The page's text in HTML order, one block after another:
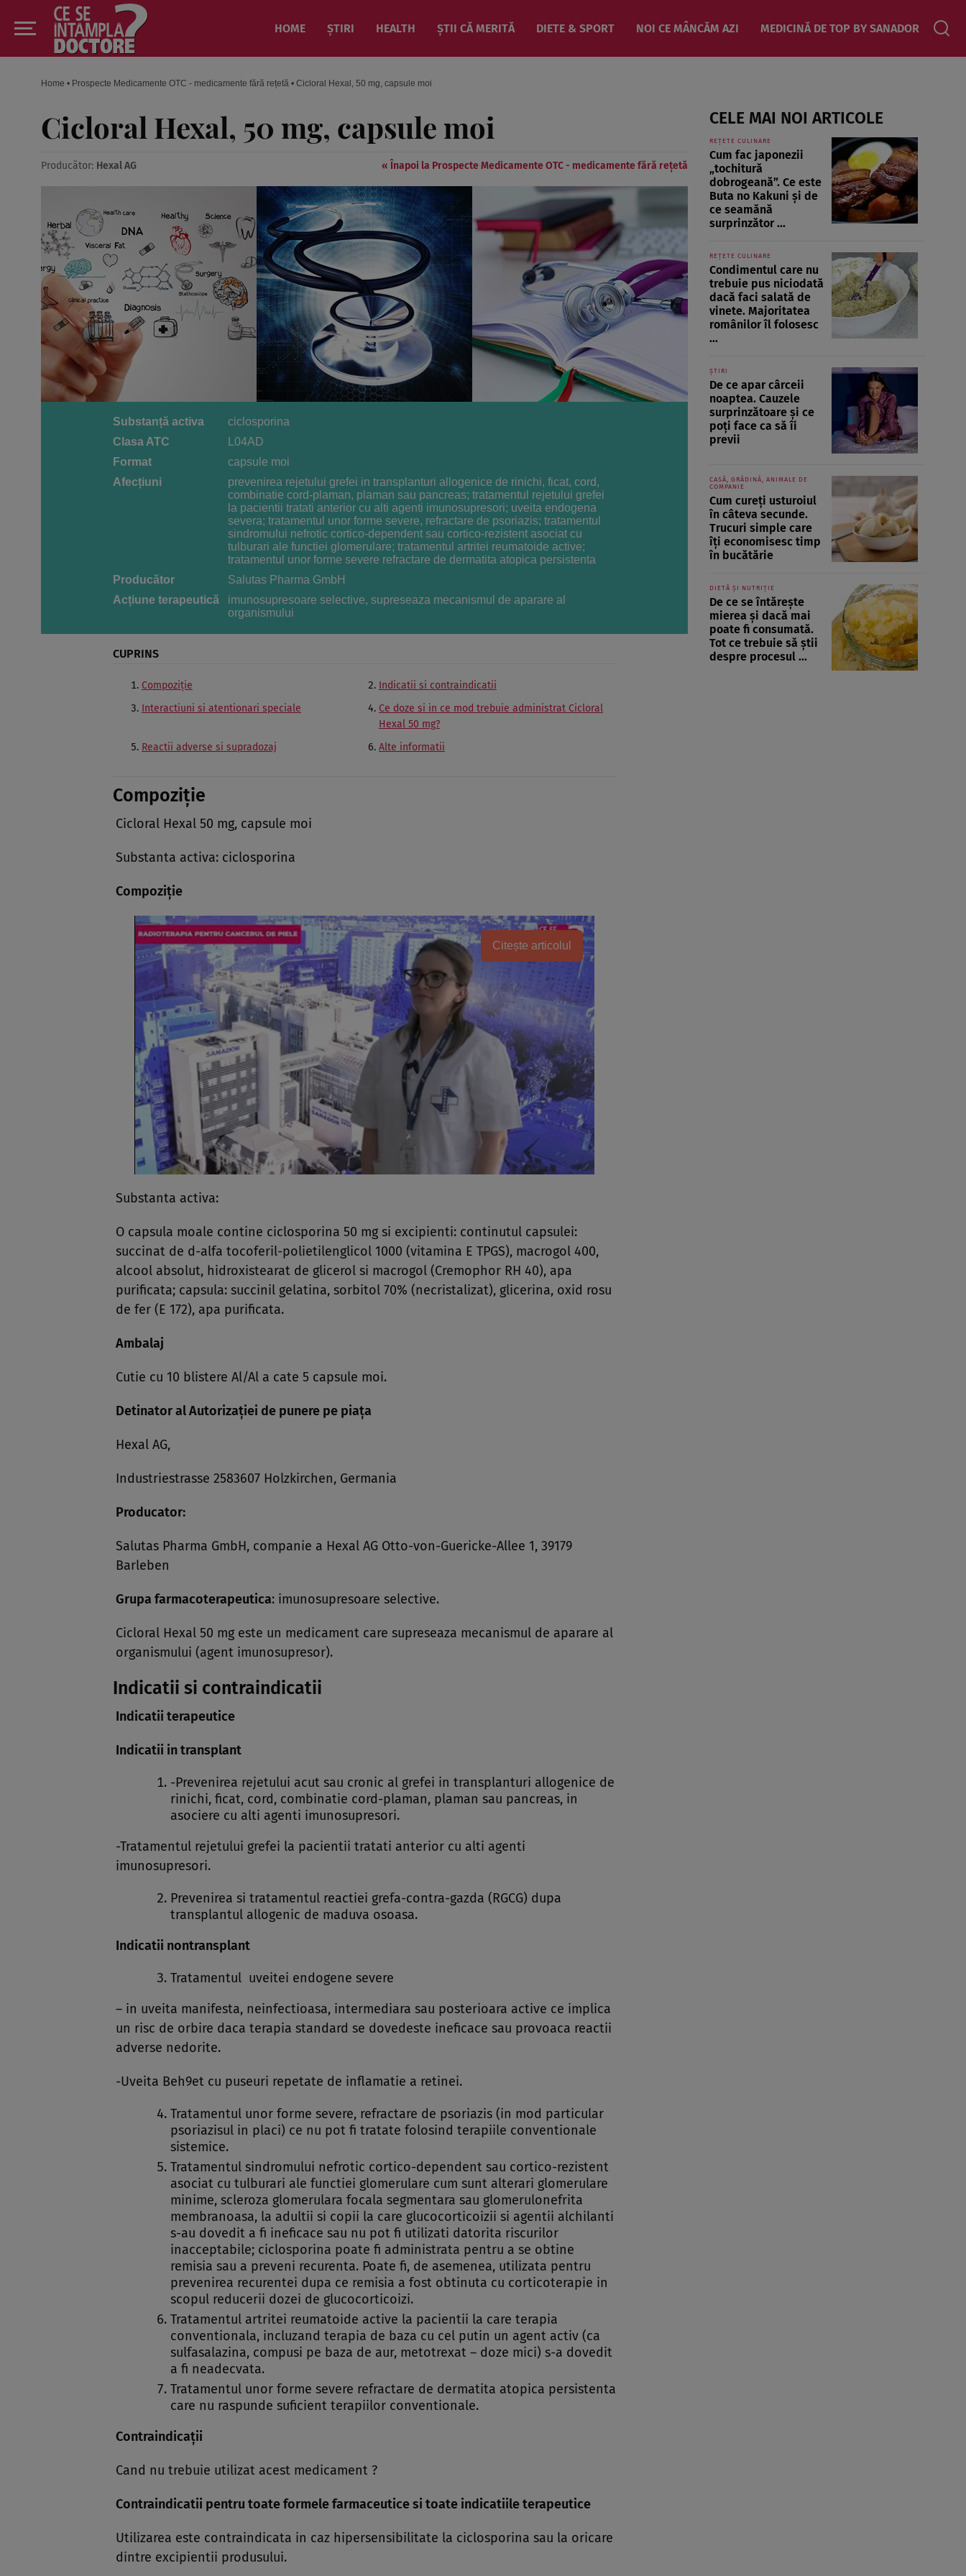
HOME ȘTIRI HEALTH ȘTII CĂ MERITĂ DIETE & SPORT NOI CE MÂNCĂM AZI MEDICINĂ DE TOP BY SANADOR
Home • Prospecte Medicamente OTC - medicamente fără rețetă • Cicloral Hexal, 50 mg, capsule moi
Cicloral Hexal, 50 mg, capsule moi
Producător: Hexal AG « Înapoi la Prospecte Medicamente OTC - medicamente fără rețetă
Substanță activa
ciclosporina
Clasa ATC
L04AD
Format
capsule moi
Afecțiuni
prevenirea rejetului grefei in transplanturi allogenice de rinichi, ficat, cord,
combinatie cord-plaman, plaman sau pancreas; tratamentul rejetului grefei
la pacientii tratati anterior cu alti agenti imunosupresori; uveita endogena
severa; tratamentul unor forme severe, refractare de psoriazis; tratamentul
sindromului nefrotic cortico-dependent sau cortico-rezistent asociat cu
tulburari ale functiei glomerulare; tratamentul artritei reumatoide active;
tratamentul unor forme severe refractare de dermatita atopica persistenta
Producător
Salutas Pharma GmbH
Acțiune terapeutică
imunosupresoare selective, supreseaza mecanismul de aparare al
organismului
CUPRINS
Compoziţie
Indicatii si contraindicatii
Interactiuni si atentionari speciale
Ce doze si in ce mod trebuie administrat Cicloral
Hexal 50 mg?
Reactii adverse si supradozaj
Alte informatii
Compoziţie
Cicloral Hexal 50 mg, capsule moi
Substanta activa: ciclosporina
Compoziţie
Citește articolul
Substanta activa:
O capsula moale contine ciclosporina 50 mg si excipienti: continutul capsulei:
succinat de d-alfa tocoferil-polietilenglicol 1000 (vitamina E TPGS), macrogol 400,
alcool absolut, hidroxistearat de glicerol si macrogol (Cremophor RH 40), apa
purificata; capsula: succinil gelatina, sorbitol 70% (necristalizat), glicerina, oxid rosu
de fer (E 172), apa purificata.
Ambalaj
Cutie cu 10 blistere Al/Al a cate 5 capsule moi.
Detinator al Autorizaţiei de punere pe piaţa
Hexal AG,
Industriestrasse 2583607 Holzkirchen, Germania
Producator:
Salutas Pharma GmbH, companie a Hexal AG Otto-von-Guericke-Allee 1, 39179
Barleben
Grupa farmacoterapeutica: imunosupresoare selective.
Cicloral Hexal 50 mg este un medicament care supreseaza mecanismul de aparare al
organismului (agent imunosupresor).
Indicatii si contraindicatii
Indicatii terapeutice
Indicatii in transplant
-Prevenirea rejetului acut sau cronic al grefei in transplanturi allogenice de
rinichi, ficat, cord, combinatie cord-plaman, plaman sau pancreas, in
asociere cu alti agenti imunosupresori.
-Tratamentul rejetului grefei la pacientii tratati anterior cu alti agenti
imunosupresori.
Prevenirea si tratamentul reactiei grefa-contra-gazda (RGCG) dupa
transplantul allogenic de maduva osoasa.
Indicatii nontransplant
Tratamentul uveitei endogene severe
– in uveita manifesta, neinfectioasa, intermediara sau posterioara active ce implica
un risc de orbire daca terapia standard se dovedeste ineficace sau provoaca reactii
adverse nedorite.
-Uveita Beh9et cu puseuri repetate de inflamatie a retinei.
Tratamentul unor forme severe, refractare de psoriazis (in mod particular
psoriazisul in placi) ce nu pot fi tratate folosind terapiile conventionale
sistemice.
Tratamentul sindromului nefrotic cortico-dependent sau cortico-rezistent
asociat cu tulburari ale functiei glomerulare cum sunt alterari glomerulare
minime, scleroza glomerulara focala segmentara sau glomerulonefrita
membranoasa, la adultii si copii la care glucocorticoizii si agentii alchilanti
s-au dovedit a fi ineficace sau nu pot fi utilizati datorita riscurilor
inacceptabile; ciclosporina poate fi administrata pentru a se obtine
remisia sau a preveni recurenta. Poate fi, de asemenea, utilizata pentru
prevenirea recurentei dupa ce remisia a fost obtinuta cu corticoterapie in
scopul reducerii dozei de glucocorticoizi.
Tratamentul artritei reumatoide active la pacientii la care terapia
conventionala, incluzand terapia de baza cu cel putin un agent activ (ca
sulfasalazina, compusi pe baza de aur, metotrexat – doze mici) s-a dovedit
a fi neadecvata.
Tratamentul unor forme severe refractare de dermatita atopica persistenta
care nu raspunde suficient terapiilor conventionale.
Contraindicaţii
Cand nu trebuie utilizat acest medicament ?
Contraindicatii pentru toate formele farmaceutice si toate indicatiile terapeutice
Utilizarea este contraindicata in caz hipersensibilitate la ciclosporina sau la oricare
dintre excipientii produsului.
CELE MAI NOI ARTICOLE
REȚETE CULINARE
Cum fac japonezii
„tochitură
dobrogeană”. Ce este
Buta no Kakuni și de
ce seamănă
surprinzător ...
REȚETE CULINARE
Condimentul care nu
trebuie pus niciodată
dacă faci salată de
vinete. Majoritatea
românilor îl folosesc
...
ȘTIRI
De ce apar cârceii
noaptea. Cauzele
surprinzătoare și ce
poți face ca să îi
previi
CASĂ, GRĂDINĂ, ANIMALE DE
COMPANIE
Cum cureți usturoiul
în câteva secunde.
Trucuri simple care
îți economisesc timp
în bucătărie
DIETĂ ȘI NUTRIȚIE
De ce se întărește
mierea și dacă mai
poate fi consumată.
Tot ce trebuie să știi
despre procesul ...